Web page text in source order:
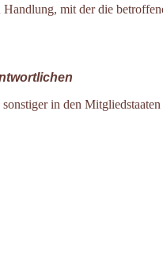
mit der die
in den